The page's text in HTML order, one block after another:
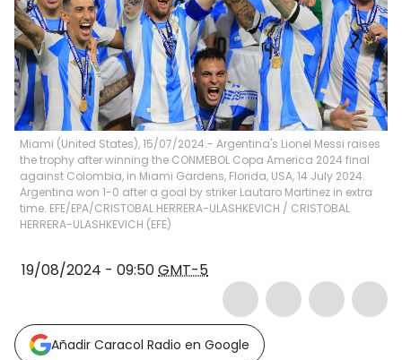
Miami (United States), 15/07/2024.- Argentina's Lionel Messi raises
the trophy after winning the CONMEBOL Copa America 2024 final
against Colombia, in Miami Gardens, Florida, USA, 14 July 2024.
Argentina won 1-0 after a goal by striker Lautaro Martinez in extra
time. EFE/EPA/CRISTOBAL HERRERA-ULASHKEVICH / CRISTOBAL
HERRERA-ULASHKEVICH (EFE)
19/08/2024 - 09:50GMT-5
Añadir Caracol Radio en Google